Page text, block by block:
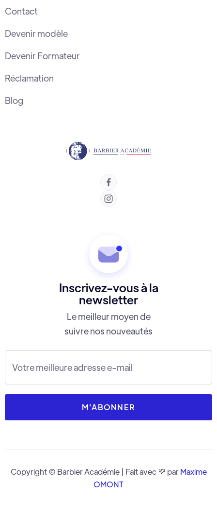


Contact
Devenir modèle
Devenir Formateur
Réclamation
Blog
Inscrivez-vous à la
newsletter
Le meilleur moyen de
suivre nos nouveautés
Copyright © Barbier Académie | Fait avec 💜 parMaxime
OMONT